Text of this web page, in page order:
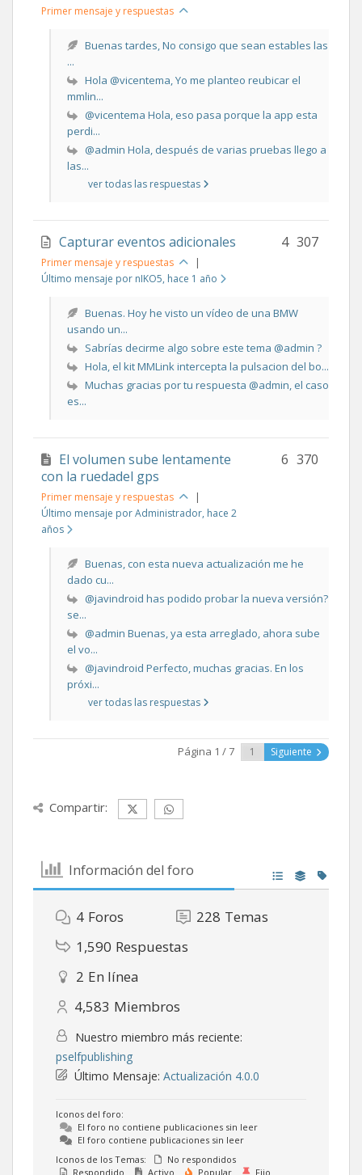
Primer mensaje y respuestas
Buenas tardes, No consigo que sean estables las
...
Hola @vicentema, Yo me planteo reubicar el
mmlin...
@vicentema Hola, eso pasa porque la app esta
perdi...
@admin Hola, después de varias pruebas llego a
las...
ver todas las respuestas
Capturar eventos adicionales
Primer mensaje y respuestas
|
Último mensaje por nIKO5, hace 1 año
307
4
Buenas. Hoy he visto un vídeo de una BMW
usando un...
Sabrías decirme algo sobre este tema @admin ?
Hola, el kit MMLink intercepta la pulsacion del bo...
Muchas gracias por tu respuesta @admin, el caso
es...
El volumen sube lentamente
con la ruedadel gps
Primer mensaje y respuestas
|
Último mensaje por Administrador, hace 2
años
370
6
Buenas, con esta nueva actualización me he
dado cu...
@javindroid has podido probar la nueva versión?
se...
@admin Buenas, ya esta arreglado, ahora sube
el vo...
@javindroid Perfecto, muchas gracias. En los
próxi...
ver todas las respuestas
Página 1 / 7 Siguiente
Compartir:
Información del foro
4 Foros 228 Temas
1,590 Respuestas
2 En línea
4,583 Miembros
Nuestro miembro más reciente:
pselfpublishing
Último Mensaje: Actualización 4.0.0
Iconos del foro:
El foro no contiene publicaciones sin leer
El foro contiene publicaciones sin leer
Iconos de los Temas:
No respondidos
Respondido
Activo Popular Fijo